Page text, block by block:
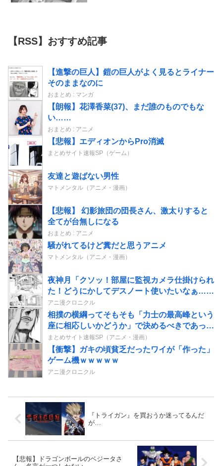
【RSS】おすすめ記事
【進撃の巨人】鎧の巨人がよく見るとライナー
そのままなのに
おまとめ : マンガ
【朗報】花澤香菜(37)、まだ誰のものでもな
い……
おまとめ : アニメ
【悲報】エディオンからPro消滅
まとめサイト速報SP（ゲーム）
友達と遊ばない男性
マトメンタル（アニメ・漫画）
【悲報】 幻影旅団の団長さん、激太りすると
全てが台無しになる
おまとめ : アニメ
騒がれてるけど糞だと思うアニメ
マトメンタル（アニメ・漫画）
夜神月「クソッ！部屋に監視カメラ仕掛けられ
た！どうにかしてデスノート使いたいなぁ…せ
や！」→結果
アニ漫クロニクル
相撲の横綱ってそもそも「力士の最高峰という
座に相応しいかどうか」で決めるべきであって
横綱に相応しい者がいないなら別に不在でもい
いはずだよな
まとめサイト速報SP（アニメ・漫画）
【衝撃】ガキの頃貧乏だったワイが「作った」
ゲーム機ｗｗｗｗｗ
アニ漫クロニクル
『トライガン』を買おうか迷ってるんだ
が…
【悲報】ドラゴンボールのベジータさ